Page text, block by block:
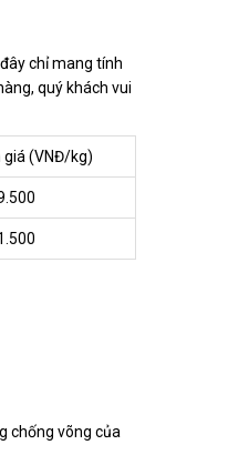
chỉ mang tính
quý khách vui
giá (VNĐ/kg)
chống võng của